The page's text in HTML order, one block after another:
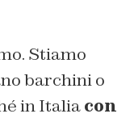
Stiamo
barchini o
in Italiacon